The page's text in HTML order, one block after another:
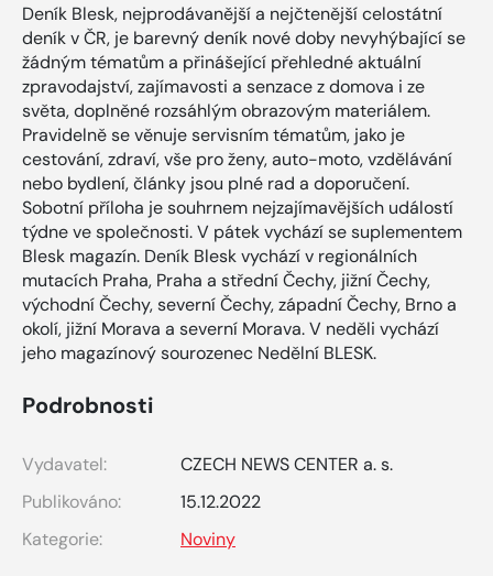
Deník Blesk, nejprodávanější a nejčtenější celostátní
deník v ČR, je barevný deník nové doby nevyhýbající se
žádným tématům a přinášející přehledné aktuální
zpravodajství, zajímavosti a senzace z domova i ze
světa, doplněné rozsáhlým obrazovým materiálem.
Pravidelně se věnuje servisním tématům, jako je
cestování, zdraví, vše pro ženy, auto-moto, vzdělávání
nebo bydlení, články jsou plné rad a doporučení.
Sobotní příloha je souhrnem nejzajímavějších událostí
týdne ve společnosti. V pátek vychází se suplementem
Blesk magazín. Deník Blesk vychází v regionálních
mutacích Praha, Praha a střední Čechy, jižní Čechy,
východní Čechy, severní Čechy, západní Čechy, Brno a
okolí, jižní Morava a severní Morava. V neděli vychází
jeho magazínový sourozenec Nedělní BLESK.
Podrobnosti
Vydavatel:
CZECH NEWS CENTER a. s.
Publikováno:
15.12.2022
Kategorie:
Noviny